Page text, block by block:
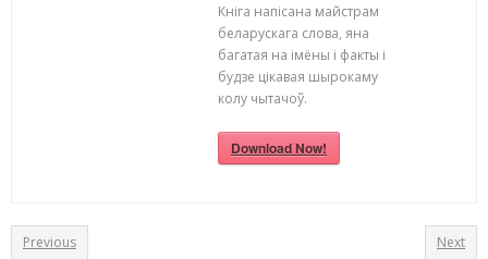
Кніга напісана майстрам
беларускага слова, яна
багатая на імёны i факты i
будзе цікавая шырокаму
колу чытачоў.
Download Now!
Previous Next